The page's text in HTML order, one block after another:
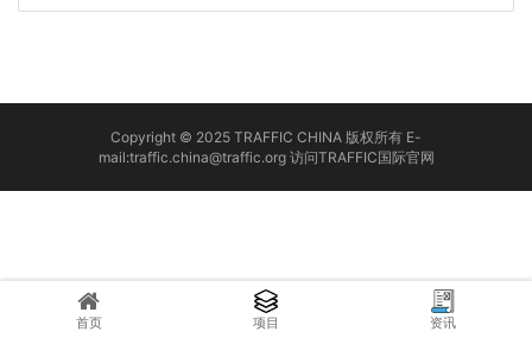
Copyright © 2025 TRAFFIC CHINA 版权所有 E-
mail:traffic.china@traffic.org 访问TRAFFIC国际官网
首页 项目 资讯